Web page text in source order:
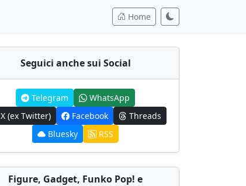
Home
Seguici anche sui Social
Telegram
WhatsApp
X (ex Twitter)
Facebook
Threads
Bluesky
RSS
Figure, Gadget, Funko Pop! e